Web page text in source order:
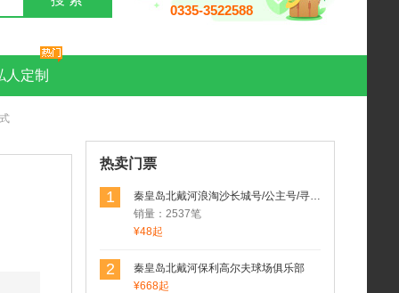
0335-3522588
人定制
热卖门票
1
秦皇岛北戴河浪淘沙长城号/公主号/寻仙号/求仙号/渔渡一号海东青游轮游船
销量：2537笔
¥48起
2
秦皇岛北戴河保利高尔夫球场俱乐部
¥668起